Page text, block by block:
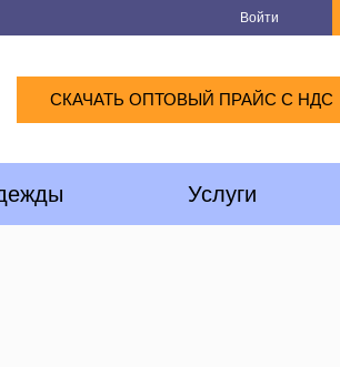
Войти
СКАЧАТЬ ОПТОВЫЙ ПРАЙС С НДС
Услуги